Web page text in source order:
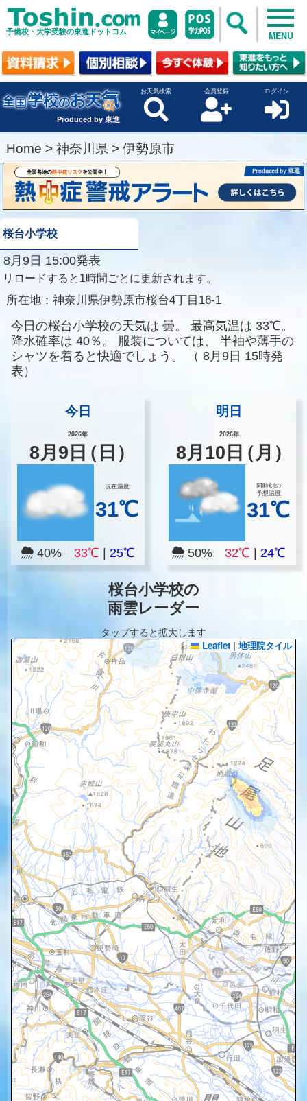
予備校・大学受験の東進ドットコム MENU
Produced by 東進
お天気検索 会員登録 ログイン
Home > 神奈川県 > 伊勢原市
桜台小学校
8月9日 15:00発表
リロードすると1時間ごとに更新されます。
所在地： 神奈川県伊勢原市桜台4丁目16-1
今日の桜台小学校の天気は 曇。 最高気温は 33℃。
降水確率は 40％。 服装については、
半袖や薄手の
シャツを着ると快適でしょう。
（ 8月9日 15時発
表）
今日
2026年
8月 9 日（日）
現在温度
31℃
40% 33℃ 25℃
明日
2026年
8月 10 日（月）
同時刻の
予想温度
31℃
50%32℃ |24℃
桜台小学校の
雨雲レーダー
タップすると拡大します
Leaflet | 地理院タイル